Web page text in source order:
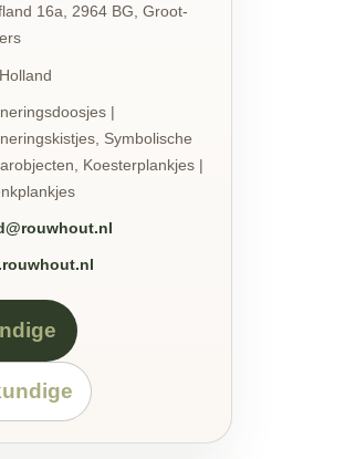
16a, 2964 BG, Groot-
|
Symbolische
Koesterplankjes |